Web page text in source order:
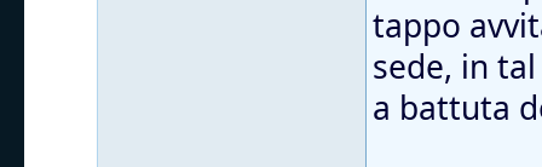
tappo
sede, in
a battuta